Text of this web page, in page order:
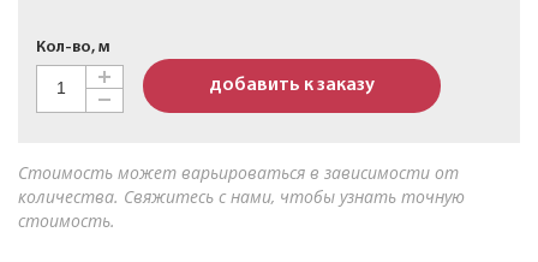
Кол-во, м
добавить к заказу
Стоимость может варьироваться в зависимости от
количества. Свяжитесь с нами, чтобы узнать точную
стоимость.